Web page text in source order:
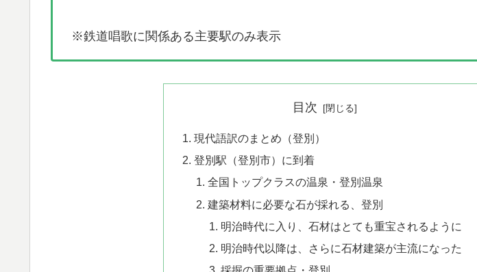
※鉄道唱歌に関係ある主要駅のみ表示
目次
​現代語訳のまとめ（登別）
登別駅（登別市）に到着
全国トップクラスの温泉・登別温泉
建築材料に必要な石が採れる、登別
明治時代に入り、石材はとても重宝されるように
明治時代以降は、さらに石材建築が主流になった